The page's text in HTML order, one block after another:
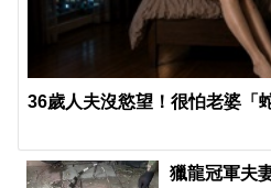
36歲人夫沒慾望！很怕老婆「
獵龍冠軍夫